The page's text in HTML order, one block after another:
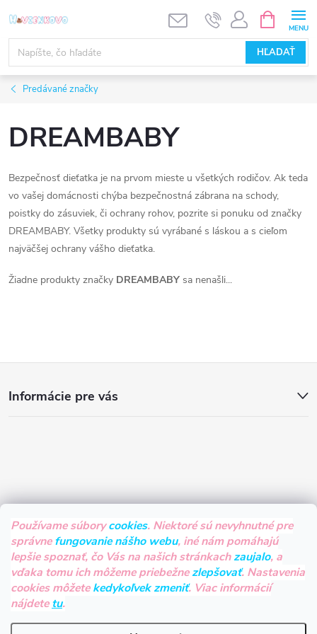
Používame súborycookies. Niektoré sú nevyhnutné pre
správnefungovanie nášho webu, iné nám pomáhajú
lepšie spoznať, čo Vás na našich stránkachzaujalo, a
vďaka tomu ich môžeme priebežnezlepšovať. Nastavenia
cookies môžetekedykoľvek zmeniť. Viac informácií
nájdetetu.
na
obsah
HĽADAŤ
KOŠÍK
Predávané značky
DREAMBABY
Bezpečnosť dieťatka je na prvom mieste u všetkých rodičov. Ak teda
vo vašej domácnosti chýba bezpečnostná zábrana na schody,
poistky do zásuviek, či ochrany rohov, pozrite si ponuku od značky
DREAMBABY. Všetky produkty sú vyrábané s láskou a s cieľom
najväčšej ochrany vášho dieťatka.
Žiadne produkty značky DREAMBABY sa nenašli...
t
e
Informácie pre vás